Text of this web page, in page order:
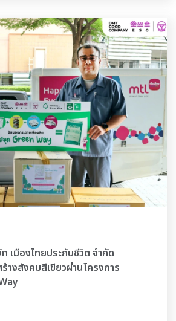
เมืองไทยประกันชีวิต จำกัด
างสังคมสีเขียวผ่านโครงการ